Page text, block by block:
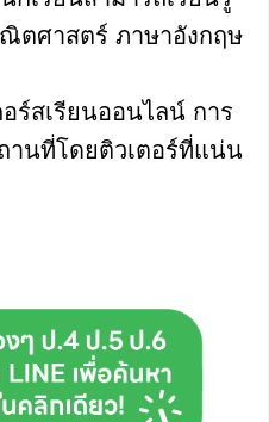
ตศาสตร์ ภาษาอังกฤษ
ร์สเรียนออนไลน์ การ
านที่โดยติวเตอร์ที่แน่น